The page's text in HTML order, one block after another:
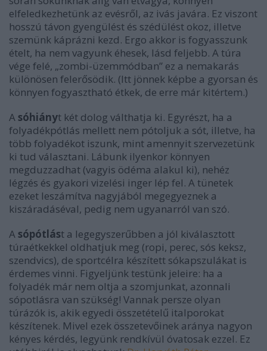
elfeledkezhetünk az evésről, az ivás javára. Ez viszont
hosszú távon gyengülést és szédülést okoz, illetve
szemünk káprázni kezd. Ergo akkor is fogyasszunk
ételt, ha nem vagyunk éhesek, lásd feljebb. A túra
vége felé, „zombi-üzemmódban” ez a nemakarás
különösen felerősödik. (Itt jönnek képbe a gyorsan és
könnyen fogyasztható étkek, de erre már kitértem.)
A sóhiányt két dolog válthatja ki. Egyrészt, ha a
folyadékpótlás mellett nem pótoljuk a sót, illetve, ha
több folyadékot iszunk, mint amennyit szervezetünk
ki tud választani. Lábunk ilyenkor könnyen
megduzzadhat (vagyis ödéma alakul ki), nehéz
légzés és gyakori vizelési inger lép fel. A tünetek
ezeket leszámítva nagyjából megegyeznek a
kiszáradáséval, pedig nem ugyanarról van szó.
A sópótlást a legegyszerűbben a jól kiválasztott
túraétkekkel oldhatjuk meg (ropi, perec, sós keksz,
szendvics), de sportcélra készített sókapszulákat is
érdemes vinni. Figyeljünk testünk jeleire: ha a
folyadék már nem oltja a szomjunkat, azonnali
sópotlásra van szükség! Vannak persze olyan
túrázók is, akik egyedi összetételű italporokat
készítenek. Mivel ezek összetevőinek aránya nagyon
kényes kérdés, legyünk rendkívül óvatosak ezzel. Ez